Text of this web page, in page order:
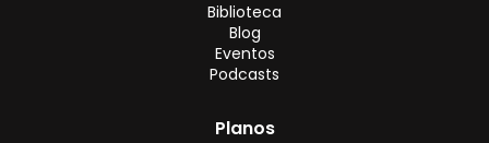
Biblioteca
Blog
Eventos
Podcasts
Planos